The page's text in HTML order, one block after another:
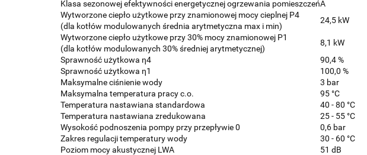
Klasa sezonowej efektywności energetycznej ogrzewania pomieszczeńA
Wytworzone ciepło użytkowe przy znamionowej mocy cieplnej P4
(dla kotłów modulowanych średnia arytmetyczna max i min)
24,5 kW
Wytworzone ciepło użytkowe przy 30% mocy znamionowej P1
(dla kotłów modulowanych 30% średniej arytmetycznej)
8,1 kW
Sprawność użytkowa η4
90,4 %
Sprawność użytkowa η1
100,0 %
Maksymalne ciśnienie wody
3 bar
Maksymalna temperatura pracy c.o.
95 °C
Temperatura nastawiana standardowa
40 - 80 °C
Temperatura nastawiana zredukowana
25 - 55 °C
Wysokość podnoszenia pompy przy przepływie 0
0,6 bar
Zakres regulacji temperatury wody
30 - 60 °C
Poziom mocy akustycznej LWA
51 dB